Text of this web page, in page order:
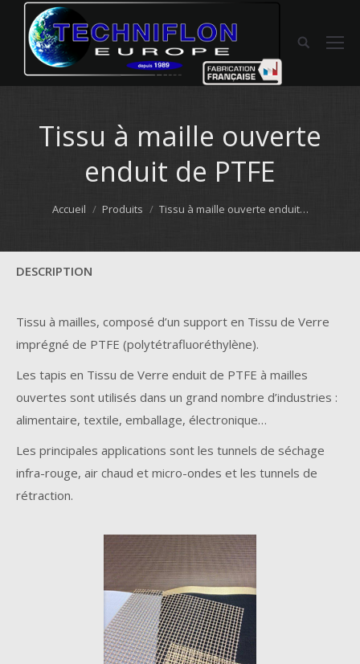
Tissu à maille ouverte
enduit de PTFE
Vous êtes ici :
Accueil Produits Tissu à maille ouverte enduit…
DESCRIPTION
Tissu à mailles, composé d’un support en Tissu de Verre
imprégné de PTFE (polytétrafluoréthylène).
Les tapis en Tissu de Verre enduit de PTFE à mailles
ouvertes sont utilisés dans un grand nombre d’industries :
alimentaire, textile, emballage, électronique…
Les principales applications sont les tunnels de séchage
infra-rouge, air chaud et micro-ondes et les tunnels de
rétraction.